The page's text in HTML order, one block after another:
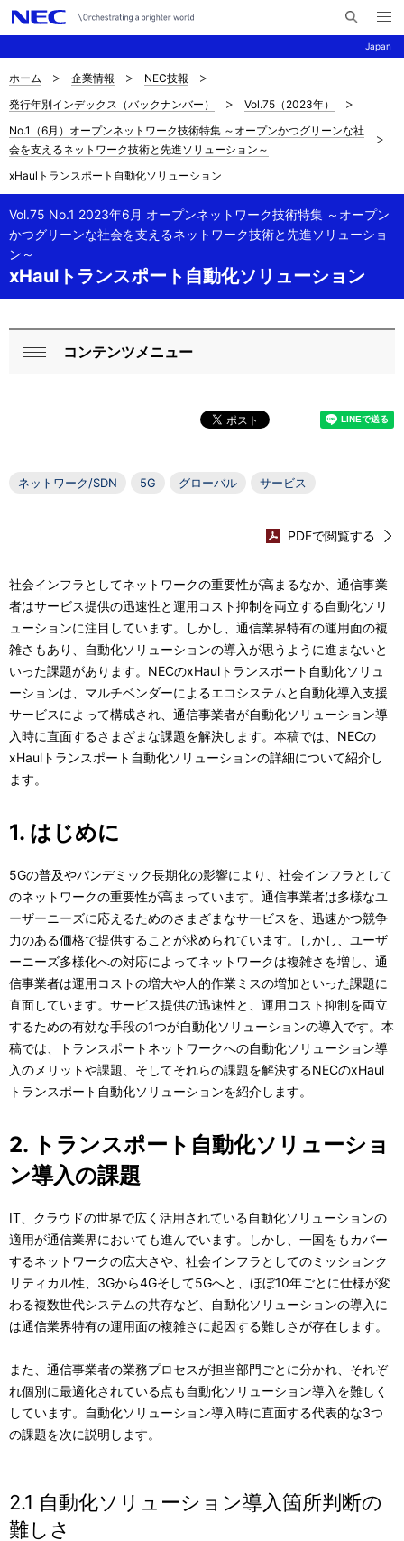
Japan
イ
メ
ニ
ュ
ナ
ビ
ゲ
ー
シ
ョ
ン
サ
イ
ト
内
の
現
在
置
し
ま
す
。
ホーム 企業情報
NEC技報
発行年別インデックス（バックナンバー）
Vol.75（2023年）
No.1（6月）オープンネットワーク技術特集 ～オープンかつグリーンな社
会を支えるネットワーク技術と先進ソリューション～
xHaulトランスポート自動化ソリューション
xHaulトランスポート自動化ソリューション
Vol.75 No.1 2023年6月 オープンネットワーク技術特集 ～オープン
かつグリーンな社会を支えるネットワーク技術と先進ソリューショ
ン～
ロ
ナ
ー
シ
ョ
ン
コンテンツメニュー
ネットワーク/SDN 5G グローバル サービス
PDFで閲覧する
社会インフラとしてネットワークの重要性が高まるなか、通信事業
者はサービス提供の迅速性と運用コスト抑制を両立する自動化ソリ
ューションに注目しています。しかし、通信業界特有の運用面の複
雑さもあり、自動化ソリューションの導入が思うように進まないと
いった課題があります。NECのxHaulトランスポート自動化ソリュ
ーションは、マルチベンダーによるエコシステムと自動化導入支援
サービスによって構成され、通信事業者が自動化ソリューション導
入時に直面するさまざまな課題を解決します。本稿では、NECの
xHaulトランスポート自動化ソリューションの詳細について紹介し
ます。
1. はじめに
5Gの普及やパンデミック長期化の影響により、社会インフラとして
のネットワークの重要性が高まっています。通信事業者は多様なユ
ーザーニーズに応えるためのさまざまなサービスを、迅速かつ競争
力のある価格で提供することが求められています。しかし、ユーザ
ーニーズ多様化への対応によってネットワークは複雑さを増し、通
信事業者は運用コストの増大や人的作業ミスの増加といった課題に
直面しています。サービス提供の迅速性と、運用コスト抑制を両立
するための有効な手段の1つが自動化ソリューションの導入です。本
稿では、トランスポートネットワークへの自動化ソリューション導
入のメリットや課題、そしてそれらの課題を解決するNECのxHaul
トランスポート自動化ソリューションを紹介します。
2. トランスポート自動化ソリューショ
ン導入の課題
IT、クラウドの世界で広く活用されている自動化ソリューションの
適用が通信業界においても進んでいます。しかし、一国をもカバー
するネットワークの広大さや、社会インフラとしてのミッションク
リティカル性、3Gから4Gそして5Gへと、ほぼ10年ごとに仕様が変
わる複数世代システムの共存など、自動化ソリューションの導入に
は通信業界特有の運用面の複雑さに起因する難しさが存在します。
また、通信事業者の業務プロセスが担当部門ごとに分かれ、それぞ
れ個別に最適化されている点も自動化ソリューション導入を難しく
しています。自動化ソリューション導入時に直面する代表的な3つ
の課題を次に説明します。
2.1 自動化ソリューション導入箇所判断の
難しさ